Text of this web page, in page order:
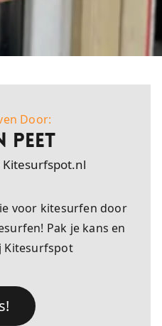
Door:
Peet
voor kitesurfen door
Pak je kans en
Kitesurfspot